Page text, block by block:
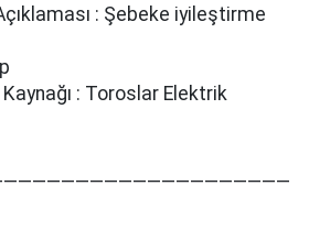
: Şebeke i̇yi̇leşti̇rme
: Toroslar Elektrik